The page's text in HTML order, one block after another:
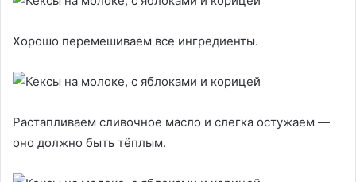
Хорошо перемешиваем все ингредиенты.
Растапливаем сливочное масло и слегка остужаем —
оно должно быть тёплым.